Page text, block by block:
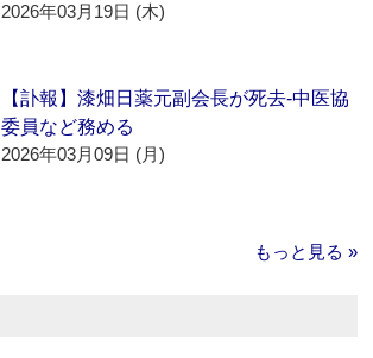
2026年03月19日 (木)
【訃報】漆畑日薬元副会長が死去‐中医協
委員など務める
2026年03月09日 (月)
もっと見る »